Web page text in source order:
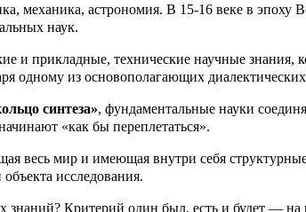
механика, астрономия. В 15-16 веке в эпоху
наук.
и прикладные, технические научные знания,
одному из основополагающих
синтеза», фундаментальные науки
«как бы переплетаться».
весь мир и имеющая внутри себя
исследования.
Критерий один был, есть и будет — на